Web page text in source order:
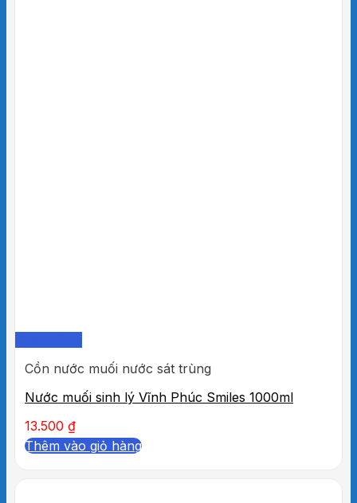
Cồn nước muối nước sát trùng
Nước muối sinh lý Vĩnh Phúc Smiles 1000ml
13.500 ₫
Thêm vào giỏ hàng